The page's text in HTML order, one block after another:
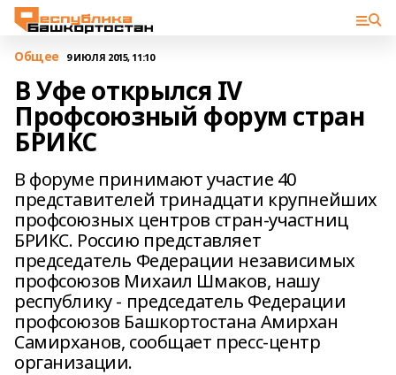
Общее 9 ИЮЛЯ 2015, 11:10
В Уфе открылся IV
Профсоюзный форум стран
БРИКС
В форуме принимают участие 40
представителей тринадцати крупнейших
профсоюзных центров стран-участниц
БРИКС. Россию представляет
председатель Федерации независимых
профсоюзов Михаил Шмаков, нашу
республику - председатель Федерации
профсоюзов Башкортостана Амирхан
Самирханов, сообщает пресс-центр
организации.